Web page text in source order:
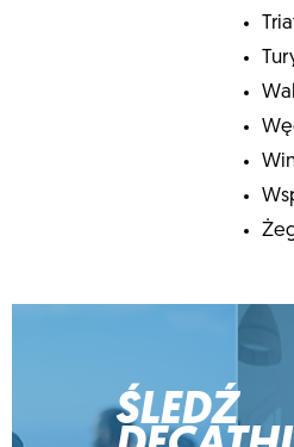
ŚLEDŹ